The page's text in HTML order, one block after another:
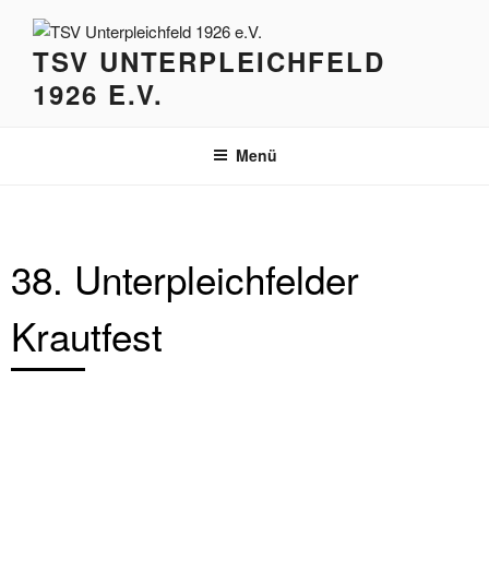
Inhalt
springenTSV UNTERPLEICHFELD
1926 E.V.
Menü
38. Unterpleichfelder
Krautfest